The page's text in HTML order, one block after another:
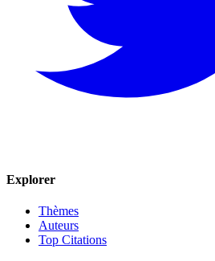
Explorer
Thèmes
Auteurs
Top Citations